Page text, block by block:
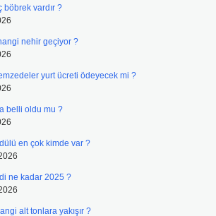
böbrek vardır ?
nehir geçiyor ?
yurt ücreti ödeyecek mi ?
belli oldu mu ?
en çok kimde var ?
ne kadar 2025 ?
alt tonlara yakışır ?